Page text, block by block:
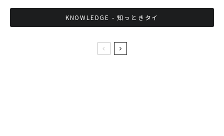
KNOWLEDGE - 知っときタイ